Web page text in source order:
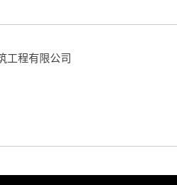
工程有限公司